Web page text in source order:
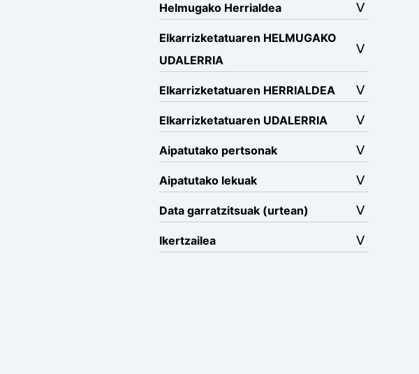
Helmugako Herrialdea
Elkarrizketatuaren HELMUGAKO
UDALERRIA
Elkarrizketatuaren HERRIALDEA
Elkarrizketatuaren UDALERRIA
Aipatutako pertsonak
Aipatutako lekuak
Data garratzitsuak (urtean)
Ikertzailea